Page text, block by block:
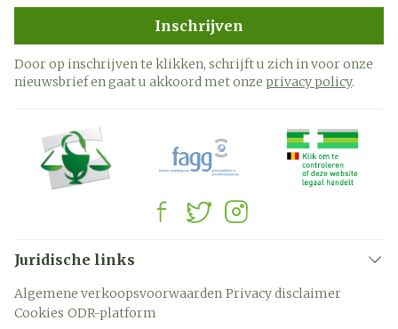
Inschrijven
Door op inschrijven te klikken, schrijft u zich in voor onze
nieuwsbrief en gaat u akkoord met onze privacy policy.
Juridische links
Algemene verkoopsvoorwaarden Privacy disclaimer
Cookies ODR-platform